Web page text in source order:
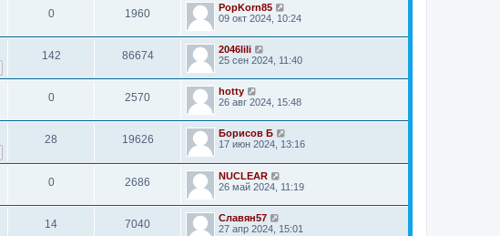
0 1960
PopKorn85
09 окт 2024, 10:24
142 86674
2046lili
25 сен 2024, 11:40
0 2570
hotty
26 авг 2024, 15:48
28 19626
Борисов Б
17 июн 2024, 13:16
0 2686
NUCLEAR
26 май 2024, 11:19
14 7040
Славян57
27 апр 2024, 15:01